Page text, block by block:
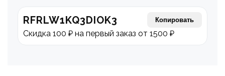
RFRLW1KQ3DIOK3 Копировать
Скидка 100 ₽ на первый заказ от 1500 ₽